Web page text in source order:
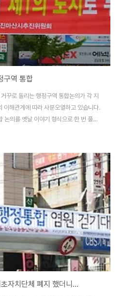
구역 통합
꾸로 돌리는 행정구역 통합논의가 각 지
이해관계에 따라 사분오열하고 있습니다.
논의를 옛날 이야기 형식으로 한 번 풀어
있을지 자신은 없지만 한 번 시작해 보겠
날 옛날에"부터 시작하면 옛날이야기겠지
제가 살고 있었습니다. 돌림자를 따르지
, 둘째 아들은 창원이, 셋째 아들은 진해
다. 부모님은 장남이 집안을 이끌어가야
자치단체 폐지 했더니...